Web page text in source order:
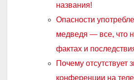
названия!
Опасности
медведя — все, что
фактах и
Почему отсутствует
конференции на